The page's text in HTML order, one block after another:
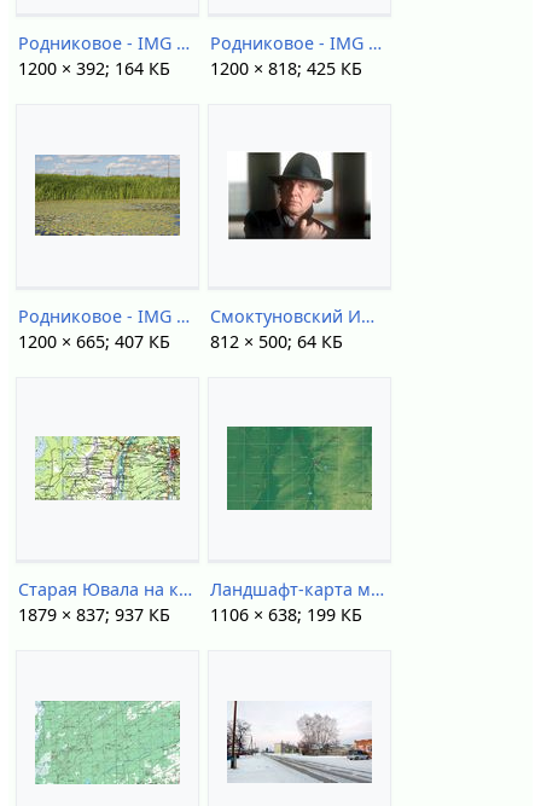
Родниковое - IMG 3549 1.jpg
1200 × 392; 164 КБ
Родниковое - IMG 3649 1.jpg
1200 × 818; 425 КБ
Родниковое - IMG 3704 1.jpg
1200 × 665; 407 КБ
Смоктуновский ИМ (1989).jpg
812 × 500; 64 КБ
Старая Ювала на карте (1967).jpg
1879 × 837; 937 КБ
Ландшафт-карта междуречья.jpg
1106 × 638; 199 КБ